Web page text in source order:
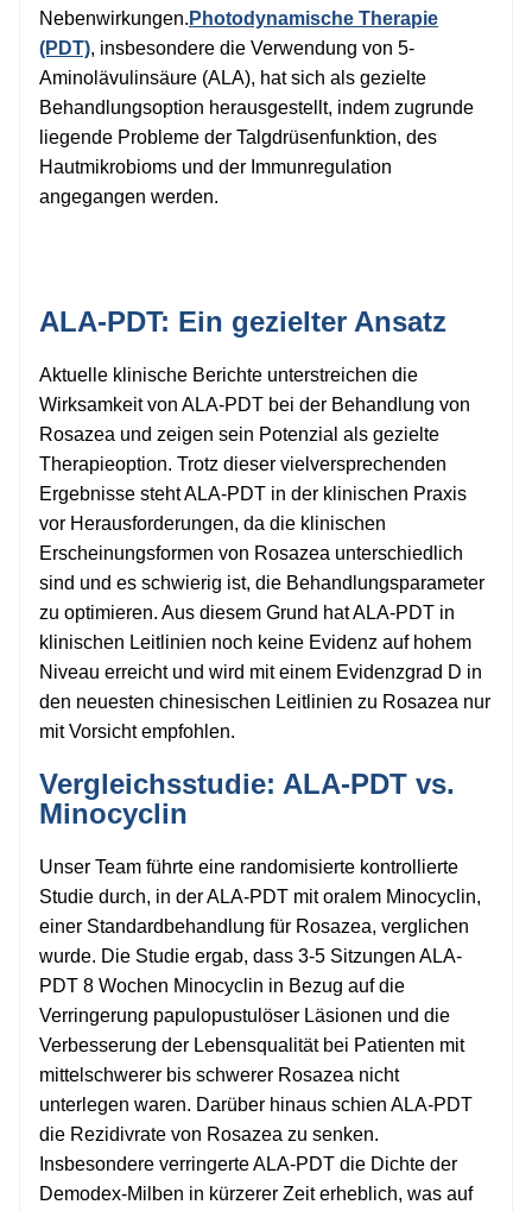
Nebenwirkungen. Photodynamische Therapie
(PDT), insbesondere die Verwendung von 5-
Aminolävulinsäure (ALA), hat sich als gezielte
Behandlungsoption herausgestellt, indem zugrunde
liegende Probleme der Talgdrüsenfunktion, des
Hautmikrobioms und der Immunregulation
angegangen werden.
ALA-PDT: Ein gezielter Ansatz
Aktuelle klinische Berichte unterstreichen die
Wirksamkeit von ALA-PDT bei der Behandlung von
Rosazea und zeigen sein Potenzial als gezielte
Therapieoption. Trotz dieser vielversprechenden
Ergebnisse steht ALA-PDT in der klinischen Praxis
vor Herausforderungen, da die klinischen
Erscheinungsformen von Rosazea unterschiedlich
sind und es schwierig ist, die Behandlungsparameter
zu optimieren. Aus diesem Grund hat ALA-PDT in
klinischen Leitlinien noch keine Evidenz auf hohem
Niveau erreicht und wird mit einem Evidenzgrad D in
den neuesten chinesischen Leitlinien zu Rosazea nur
mit Vorsicht empfohlen.
Vergleichsstudie: ALA-PDT vs.
Minocyclin
Unser Team führte eine randomisierte kontrollierte
Studie durch, in der ALA-PDT mit oralem Minocyclin,
einer Standardbehandlung für Rosazea, verglichen
wurde. Die Studie ergab, dass 3-5 Sitzungen ALA-
PDT 8 Wochen Minocyclin in Bezug auf die
Verringerung papulopustulöser Läsionen und die
Verbesserung der Lebensqualität bei Patienten mit
mittelschwerer bis schwerer Rosazea nicht
unterlegen waren. Darüber hinaus schien ALA-PDT
die Rezidivrate von Rosazea zu senken.
Insbesondere verringerte ALA-PDT die Dichte der
Demodex-Milben in kürzerer Zeit erheblich, was auf